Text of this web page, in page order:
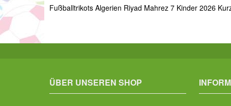
Fußballtrikots Algerien Riyad Mahrez 7 Kinder 2026
ÜBER UNSEREN SHOP